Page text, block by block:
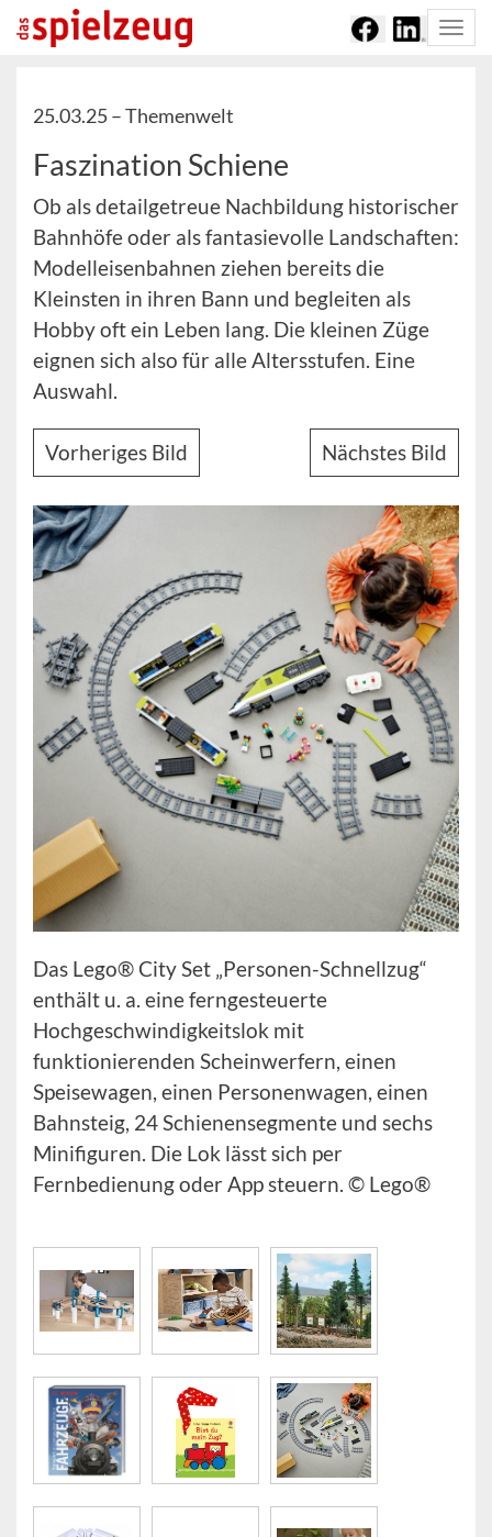
25.03.25 –Themenwelt
Faszination Schiene
Ob als detailgetreue Nachbildung historischer
Bahnhöfe oder als fantasievolle Landschaften:
Modelleisenbahnen ziehen bereits die
Kleinsten in ihren Bann und begleiten als
Hobby oft ein Leben lang. Die kleinen Züge
eignen sich also für alle Altersstufen. Eine
Auswahl.
Vorheriges Bild Nächstes Bild
Das Lego® City Set „Personen-Schnellzug“
enthält u. a. eine ferngesteuerte
Hochgeschwindigkeitslok mit
funktionierenden Scheinwerfern, einen
Speisewagen, einen Personenwagen, einen
Bahnsteig, 24 Schienensegmente und sechs
Minifiguren. Die Lok lässt sich per
Fernbedienung oder App steuern. © Lego®